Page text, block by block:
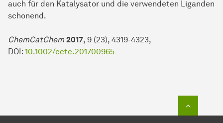
auch für den Katalysator und die verwendeten Liganden
schonend.
ChemCatChem 2017, 9 (23), 4319-4323,
DOI: 10.1002/cctc.201700965